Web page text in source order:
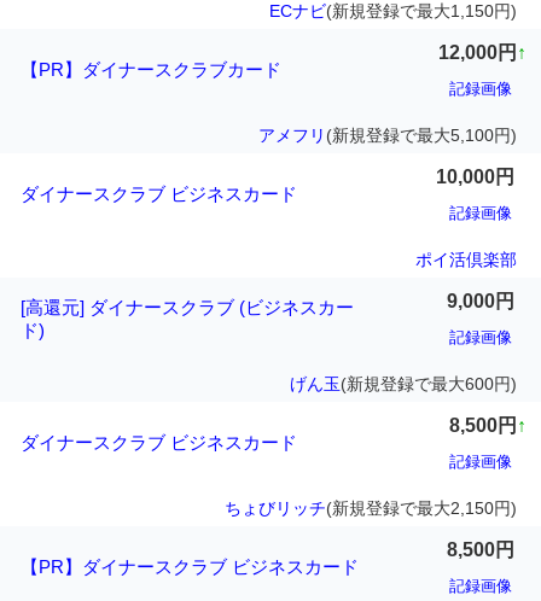
ECナビ(新規登録で最大1,150円)
【PR】ダイナースクラブカード
12,000円 ↑
記録画像
アメフリ (新規登録で最大5,100円)
ダイナースクラブ ビジネスカード
10,000円
記録画像
ポイ活倶楽部
[高還元] ダイナースクラブ (ビジネスカー
ド)
9,000円
記録画像
げん玉(新規登録で最大600円)
ダイナースクラブ ビジネスカード
8,500円 ↑
記録画像
ちょびリッチ(新規登録で最大2,150円)
【PR】ダイナースクラブ ビジネスカード
8,500円
記録画像